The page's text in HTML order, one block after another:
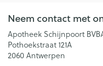
Neem contact met
Apotheek Schijnpoort
Pothoekstraat 121A
2060 Antwerpen